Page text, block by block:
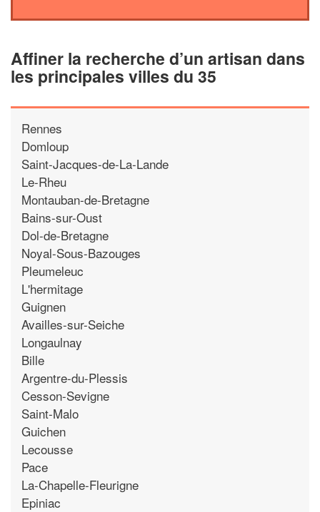
Affiner la recherche d’un artisan dans
les principales villes du 35
Rennes
Domloup
Saint-Jacques-de-La-Lande
Le-Rheu
Montauban-de-Bretagne
Bains-sur-Oust
Dol-de-Bretagne
Noyal-Sous-Bazouges
Pleumeleuc
L'hermitage
Guignen
Availles-sur-Seiche
Longaulnay
Bille
Argentre-du-Plessis
Cesson-Sevigne
Saint-Malo
Guichen
Lecousse
Pace
La-Chapelle-Fleurigne
Epiniac